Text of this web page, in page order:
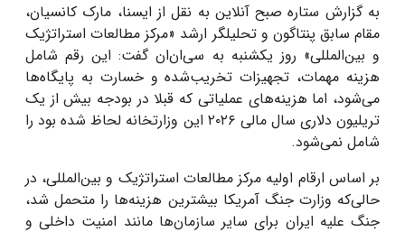
به گزارش ستاره صبح آنلاین به نقل از ایسنا، مارک کانسیان،
مقام سابق پنتاگون و تحلیلگر ارشد «مرکز مطالعات استراتژیک
و بین‌المللی» روز یکشنبه به سی‌ان‌ان گفت: این رقم شامل
هزینه مهمات، تجهیزات تخریب‌شده و خسارت به پایگاه‌ها
می‌شود، اما هزینه‌های عملیاتی که قبلا در بودجه بیش از یک
تریلیون دلاری سال مالی ۲۰۲۶ این وزارتخانه لحاظ شده بود را
شامل نمی‌شود.
بر اساس ارقام اولیه مرکز مطالعات استراتژیک و بین‌المللی، در
حالی‌که وزارت جنگ آمریکا بیشترین هزینه‌ها را متحمل شد،
جنگ علیه ایران برای سایر سازمان‌ها مانند امنیت داخلی و